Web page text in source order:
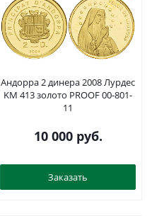
Андорра 2 динера 2008 Лурдес
KM 413 золото PROOF 00-801-
11
10 000руб.
Заказать